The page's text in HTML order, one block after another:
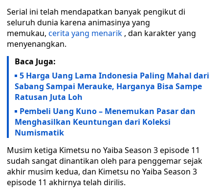
Serial ini telah mendapatkan banyak pengikut di
seluruh dunia karena animasinya yang
memukau, cerita yang menarik , dan karakter yang
menyenangkan.
Baca Juga:
5 Harga Uang Lama Indonesia Paling Mahal dari
Sabang Sampai Merauke, Harganya Bisa Sampe
Ratusan Juta Loh
Pembeli Uang Kuno – Menemukan Pasar dan
Menghasilkan Keuntungan dari Koleksi
Numismatik
Musim ketiga Kimetsu no Yaiba Season 3 episode 11
sudah sangat dinantikan oleh para penggemar sejak
akhir musim kedua, dan Kimetsu no Yaiba Season 3
episode 11 akhirnya telah dirilis.